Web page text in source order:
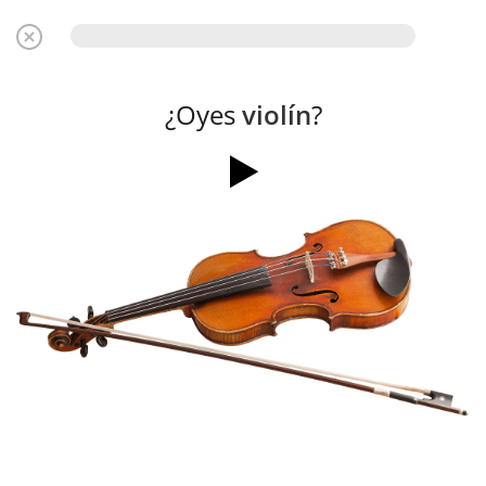
¿Oyesviolín?